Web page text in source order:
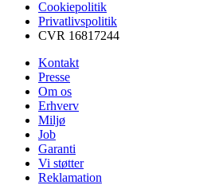
Cookiepolitik
Privatlivspolitik
CVR 16817244
Kontakt
Presse
Om os
Erhverv
Miljø
Job
Garanti
Vi støtter
Reklamation